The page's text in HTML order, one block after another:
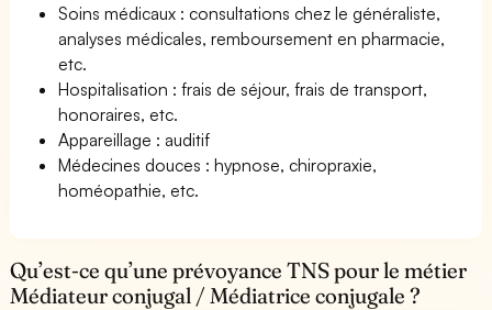
Soins médicaux : consultations chez le généraliste,
analyses médicales, remboursement en pharmacie,
etc.
Hospitalisation : frais de séjour, frais de transport,
honoraires, etc.
Appareillage : auditif
Médecines douces : hypnose, chiropraxie,
homéopathie, etc.
Qu’est-ce qu’une prévoyance TNS pour le métier
Médiateur conjugal / Médiatrice conjugale ?